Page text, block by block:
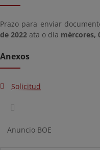
Prazo para enviar
de 2022 ata o día mércores,
Anexos
Solicitud
Anuncio BOE